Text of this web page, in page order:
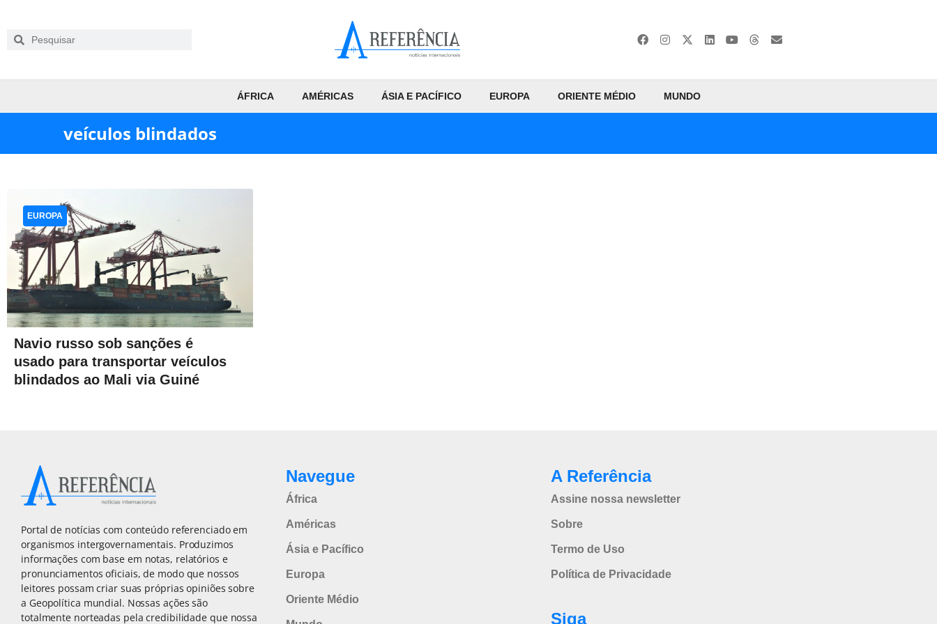
ÁFRICA AMÉRICAS ÁSIA E PACÍFICO EUROPA ORIENTE MÉDIO MUNDO
veículos blindados
Navio russo sob sanções é
usado para transportar veículos
blindados ao Mali via Guiné
EUROPA
Portal de notícias com conteúdo referenciado em
organismos intergovernamentais. Produzimos
informações com base em notas, relatórios e
pronunciamentos oficiais, de modo que nossos
leitores possam criar suas próprias opiniões sobre
a Geopolítica mundial. Nossas ações são
totalmente norteadas pela credibilidade que nossa
Navegue
África
Américas
Ásia e Pacífico
Europa
Oriente Médio
A Referência
Assine nossa newsletter
Sobre
Termo de Uso
Política de Privacidade
Siga